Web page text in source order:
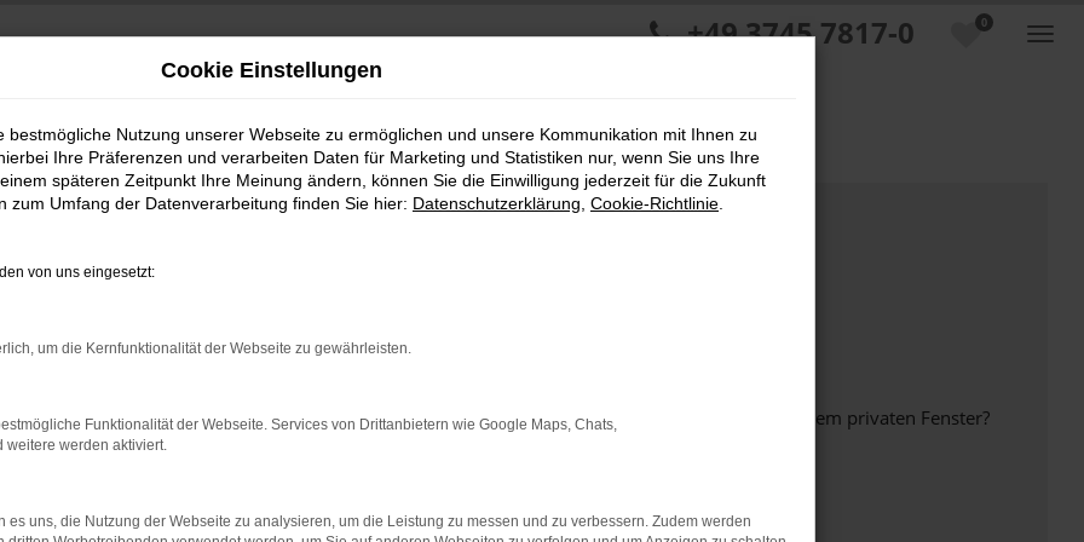
0
+49 3745 7817-0
bestimmter Seiten verhindern. Funktioniert die Seite in einem anderen Browser oder in einem privaten Fenster?
beheben.
auf dem neuesten Stand sind.
Cookie Einstellungen
bestmögliche Nutzung unserer Webseite zu ermöglichen und unsere Kommunikation mit Ihnen zu
Ihre Präferenzen und verarbeiten Daten für Marketing und Statistiken nur, wenn Sie uns Ihre
späteren Zeitpunkt Ihre Meinung ändern, können Sie die Einwilligung jederzeit für die Zukunft
zum Umfang der Datenverarbeitung finden Sie hier: Datenschutzerklärung Cookie-Richtlinie
von uns eingesetzt:
um die Kernfunktionalität der Webseite zu gewährleisten.
Funktionalität der Webseite. Services von Drittanbietern wie Google Maps, Chats,
weitere werden aktiviert.
es uns, die Nutzung der Webseite zu analysieren, um die Leistung zu messen und zu verbessern. Zudem werden